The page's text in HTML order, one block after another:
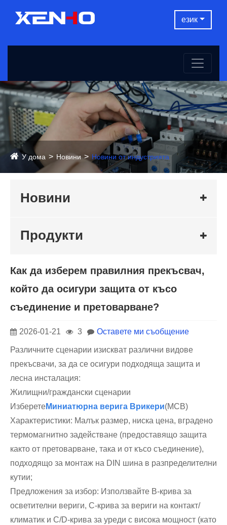
език
У дома Новини Новини от индустрията
Новини
Продукти
Как да изберем правилния прекъсвач,
който да осигури защита от късо
съединение и претоварване?
2026-01-21 3 Оставете ми съобщение
Различните сценарии изискват различни видове
прекъсвачи, за да се осигури подходяща защита и
лесна инсталация:
Жилищни/граждански сценарии
ИзберетеМиниатюрна верига Bрикери(MCB)
Характеристики: Малък размер, ниска цена, вградено
термомагнитно задействане (предоставящо защита
както от претоварване, така и от късо съединение),
подходящо за монтаж на DIN шина в разпределителни
кутии;
Предложения за избор: Използвайте B-крива за
осветителни вериги, C-крива за вериги на контакт/
климатик и C/D-крива за уреди с висока мощност (като